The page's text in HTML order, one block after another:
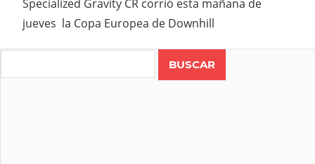
Specialized Gravity CR corrió esta mañana de
jueves la Copa Europea de Downhill